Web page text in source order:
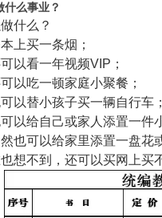
什么事业？
什么？
上买一条烟；
以看一年视频VIP；
以吃一顿家庭小聚餐；
以替小孩子买一辆自行车；
以给自己或家人添置一件
也可以给家里添置一盘花
想不到，还可以买网上买